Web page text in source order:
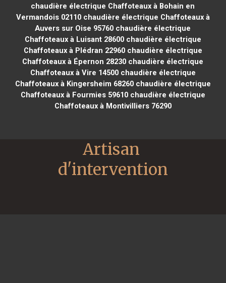
chaudière électrique Chaffoteaux à Bohain en
Vermandois 02110chaudière électrique Chaffoteaux à
Auvers sur Oise 95760 chaudière électrique
Chaffoteaux à Luisant 28600chaudière électrique
Chaffoteaux à Plédran 22960chaudière électrique
Chaffoteaux à Épernon 28230 chaudière électrique
Chaffoteaux à Vire 14500chaudière électrique
Chaffoteaux à Kingersheim 68260chaudière électrique
Chaffoteaux à Fourmies 59610chaudière électrique
Chaffoteaux à Montivilliers 76290
Artisan
d'intervention